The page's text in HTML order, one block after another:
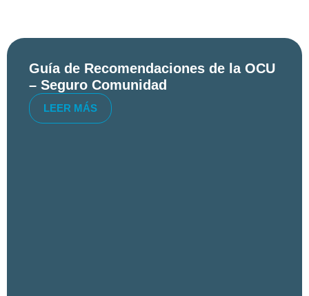
Guía de Recomendaciones de la OCU
– Seguro Comunidad
LEER MÁS